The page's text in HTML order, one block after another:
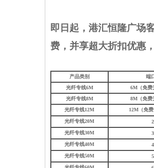
即日起， 港汇恒隆广场
费，并享超大折扣优惠
产品类别
端
光纤专线6M
6M（免费
光纤专线8M
8M（免费
光纤专线12M
12M（免
光纤专线20M
光纤专线30M
光纤专线40M
光纤专线50M